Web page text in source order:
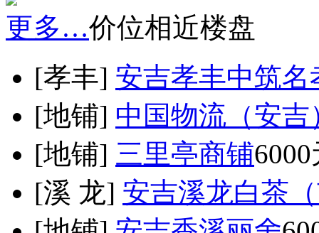
更多…价位相近楼盘
[孝丰] 安吉孝丰中筑名
[地铺] 中国物流（安
[地铺] 三里亭商铺
[溪 龙] 安吉溪龙白茶